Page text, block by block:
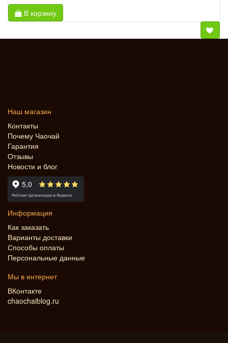
В корзину
Наш магазин
Контакты
Почему Чаочай
Гарантия
Отзывы
Новости и блог
Информация
Как заказать
Варианты доставки
Способы оплаты
Персональные данные
Мы в интернет
ВКонтакте
chaochaiblog.ru